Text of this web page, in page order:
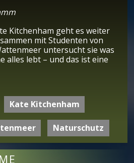
Kitchenham geht es weiter
mit Studenten von
untersucht sie was
alles lebt – und das ist eine
Kate Kitchenham
Naturschutz